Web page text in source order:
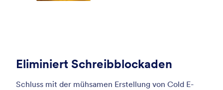
Eliminiert Schreibblockaden
Schluss mit der mühsamen Erstellung von Cold E-